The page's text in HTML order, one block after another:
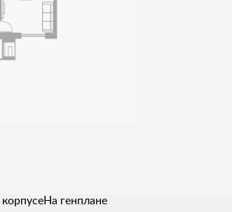
корпусеНа генплане